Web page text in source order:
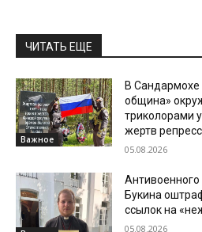
ЧИТАТЬ ЕЩЕ
Важное
В Сандармохе
община»
триколорами
жертв
05.08.2026
Букина
ссылок на
05.08.2026